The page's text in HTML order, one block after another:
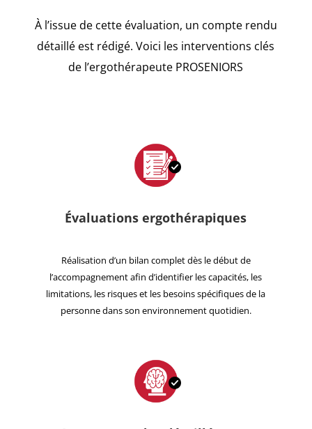
À l’issue de cette évaluation, un compte rendu
détaillé est rédigé. Voici les interventions clés
de l’ergothérapeute PROSENIORS
Évaluationsergothérapiques
Réalisation d’un bilan complet dès le début de
l’accompagnement afin d’identifier les capacités, les
limitations, les risques et les besoins spécifiques de la
personne dans son environnement quotidien.